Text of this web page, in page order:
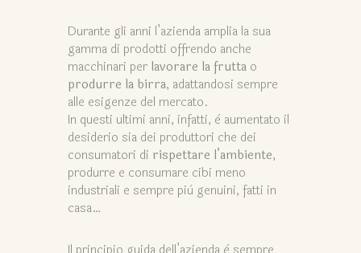
Durante gli anni l’azienda amplia la sua
gamma di prodotti offrendo anche
macchinari per lavorare la frutta o
produrre la birra, adattandosi sempre
alle esigenze del mercato.
In questi ultimi anni, infatti, è aumentato il
desiderio sia dei produttori che dei
consumatori di rispettare l’ambiente,
produrre e consumare cibi meno
industriali e sempre più genuini, fatti in
casa…